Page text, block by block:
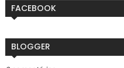
FACEBOOK
BLOGGER